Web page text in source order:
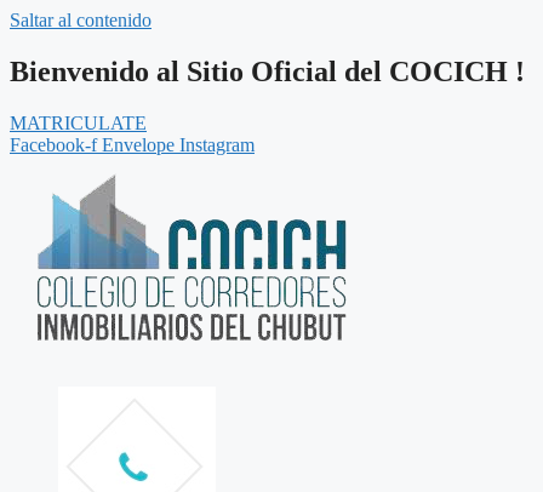
Saltar al contenido
Bienvenido al Sitio Oficial del COCICH !
MATRICULATE
Facebook-f Envelope Instagram